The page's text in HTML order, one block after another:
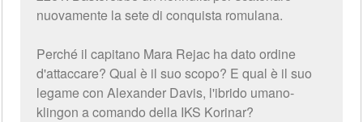
nuovamente la sete di conquista romulana.
Perché il capitano Mara Rejac ha dato ordine
d'attaccare? Qual è il suo scopo? E qual è il suo
legame con Alexander Davis, l'ibrido umano-
klingon a comando della IKS Korinar?